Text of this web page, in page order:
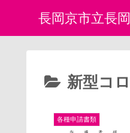
長岡京市立長
新型コ
各種申請書類